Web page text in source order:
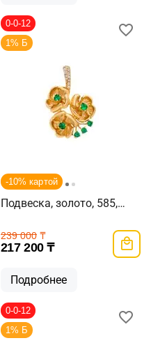
0-0-12
1% Б
-10% картой
Подвеска, золото, 585,
239 000 ₸
217 200 ₸
Подробнее
0-0-12
1% Б